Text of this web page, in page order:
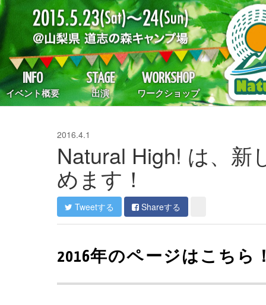
INFO
イベント概要
STAGE
出演
WORKSHOP
ワークショップ
2016.4.1
Natural High! は、新
めます！
Tweetする Shareする
2016年のページはこちら